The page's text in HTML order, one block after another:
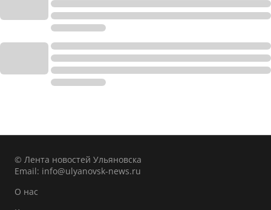
© Лента новостей Ульяновска
Email: info@ulyanovsk-news.ru
О нас